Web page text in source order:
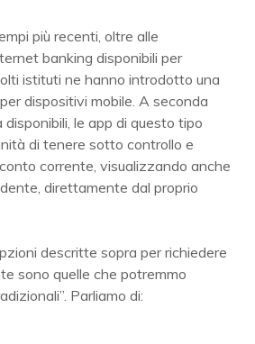
più recenti, oltre alle
banking disponibili per
istituti ne hanno introdotto una
dispositivi mobile. A seconda
le app di questo tipo
di tenere sotto controllo e
corrente, visualizzando anche
direttamente dal proprio
descritte sopra per richiedere
sono quelle che potremmo
Parliamo di: